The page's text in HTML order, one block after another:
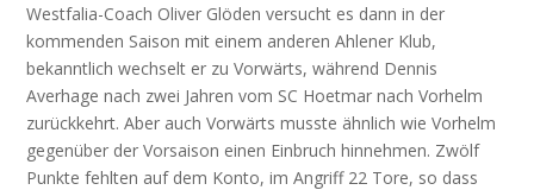
Westfalia-Coach Oliver Glöden versucht es dann in der
kommenden Saison mit einem anderen Ahlener Klub,
bekanntlich wechselt er zu Vorwärts, während Dennis
Averhage nach zwei Jahren vom SC Hoetmar nach Vorhelm
zurückkehrt. Aber auch Vorwärts musste ähnlich wie Vorhelm
gegenüber der Vorsaison einen Einbruch hinnehmen. Zwölf
Punkte fehlten auf dem Konto, im Angriff 22 Tore, so dass